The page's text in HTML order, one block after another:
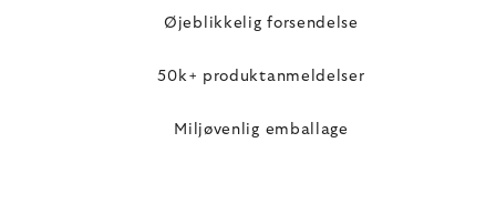
Øjeblikkelig forsendelse
50k+ produktanmeldelser
Miljøvenlig emballage